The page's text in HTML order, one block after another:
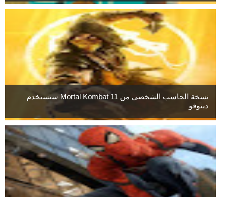
نسخة الحاسب الشخصي من Mortal Kombat 11 ستستخدم
دينوفو